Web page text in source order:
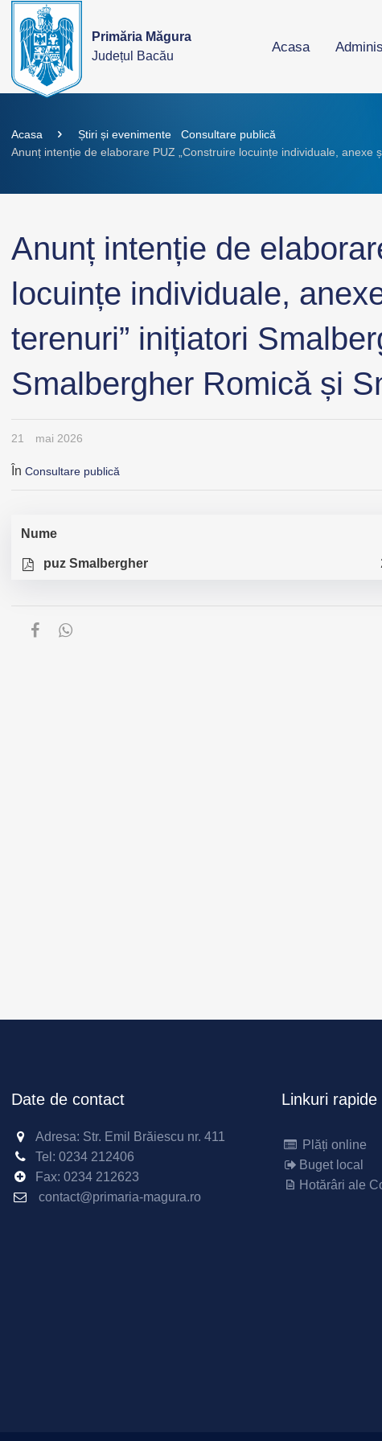
Primăria Măgura
Județul Bacău
Acasa
Acasa Știri și evenimente
Consultare publică
Anunț intenție de elaborare PUZ „Construire locuințe individuale,
Anunț intenție de
locuințe individuale,
terenuri” inițiatori
Smalbergher Romică și
21 mai 2026
În Consultare publică
Nume
puz Smalbergher
Date de contact
Adresa: Str. Emil Brăiescu nr. 411
Tel: 0234 212406
Fax: 0234 212623
contact@primaria-magura.ro
Linkuri rapide
Plăți online
Buget local
Hotărâri ale